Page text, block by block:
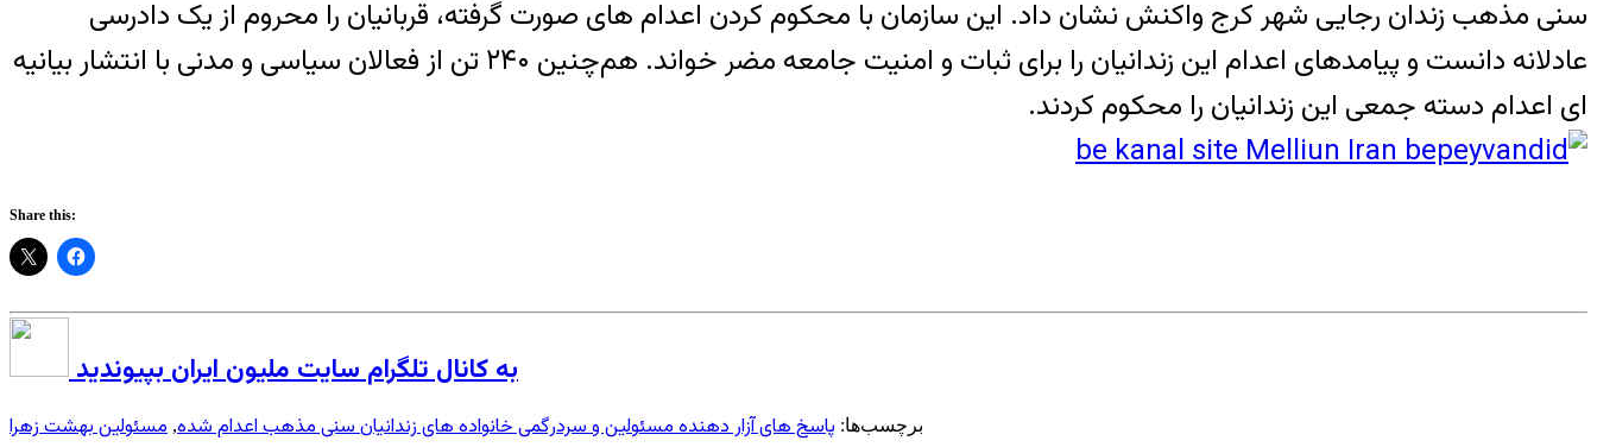
سنی مذهب زندان رجایی شهر کرج واکنش نشان داد. این سازمان با محکوم کردن اعدام های صورت گرفته، قربانیان را محروم از یک دادرسی
عادلانه دانست و پیامدهای اعدام این زندانیان را برای ثبات و امنیت جامعه مضر خواند. هم‌چنین ۲۴۰ تن از فعالان سیاسی و مدنی با انتشار بیانیه
ای اعدام دسته جمعی این زندانیان را محکوم کردند.
Share this:
به کانال تلگرام سایت ملیون ایران بپیوندید
برچسب‌ها: پاسخ های آزار دهنده مسئولین و سردرگمی خانواده های زندانیان سنی مذهب اعدام شده, مسئولین بهشت زهرا